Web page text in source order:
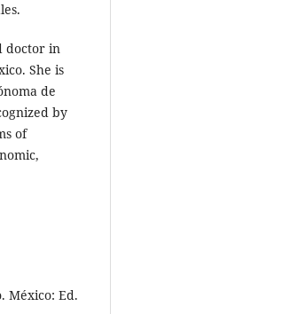
doctor in
She is
de
by
of
México: Ed.